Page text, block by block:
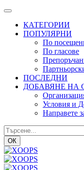
КАТЕГОРИИ
ПОПУЛЯРНИ
По
По гласове
ПОСЛЕДНИ
ДОБАВЯНЕ НА
Условия и
Направете
ОК